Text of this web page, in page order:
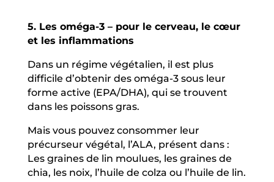
5. Les oméga-3 – pour le cerveau, le cœur
et les inflammations
Dans un régime végétalien, il est plus
difficile d’obtenir des oméga-3 sous leur
forme active (EPA/DHA), qui se trouvent
dans les poissons gras.
Mais vous pouvez consommer leur
précurseur végétal, l’ALA, présent dans :
Les graines de lin moulues, les graines de
chia, les noix, l’huile de colza ou l’huile de lin.